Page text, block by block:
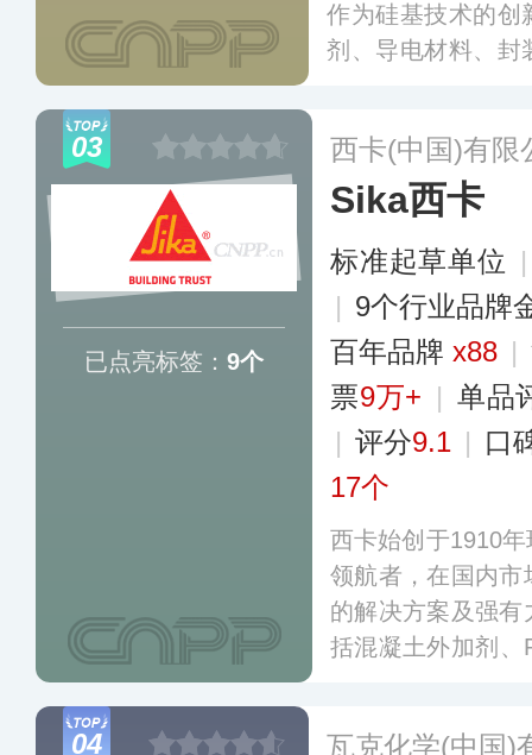
作为硅基技术的创
剂、导电材料、封
03
已点亮标签： 9个
西卡(中国)有限
Sika西卡
标准起草单位
| 9个行业品牌
百年品牌x88 |
票9万+ | 单品
| 评分9.1 | 口
17个
西卡始创于1910
领航者，在国内
的解决方案及强
括混凝土外加剂、
04 瓦克化学(中国)